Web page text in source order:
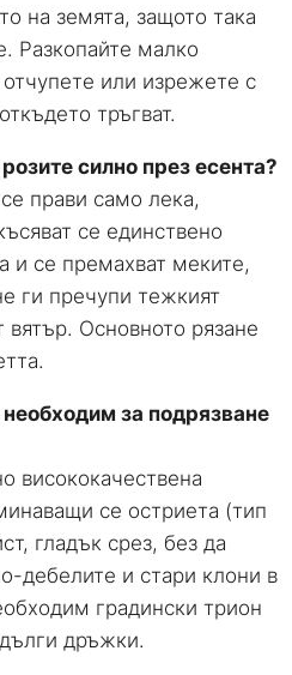
на земята, защото така
Разкопайте малко
или изрежете с
тръгват.
силно през есента?
прави само лека,
се единствено
и се премахват меките,
ги пречупи тежкият
вятър. Основното рязане
за подрязване
висококачествена
се остриета (тип
гладък срез, без да
дебелите и стари клони в
градински трион
дръжки.